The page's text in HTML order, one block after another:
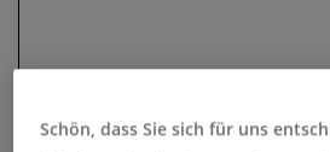
Schön, dass Sie sich für uns